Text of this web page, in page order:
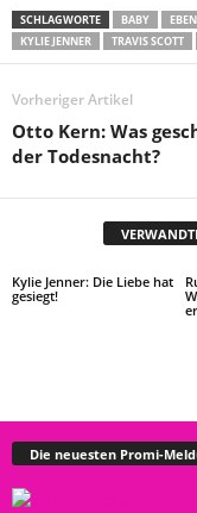
SCHLAGWORTE BABY
KYLIE JENNER
TRAVIS SCOTT
Vorheriger Artikel
Otto Kern: Was
der Todesnacht?
Kylie Jenner: Die Liebe hat
gesiegt!
Die neuesten Promi-